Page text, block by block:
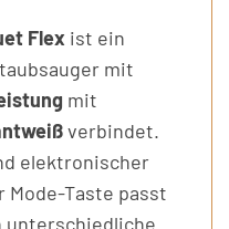
Flex ist ein
mit
mit
verbindet.
elektronischer
Taste passt
unterschiedliche